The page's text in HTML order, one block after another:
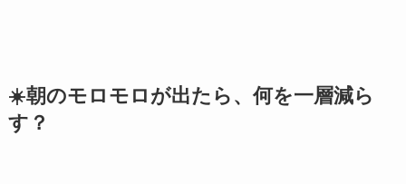
☀️朝のモロモロが出たら、何を一層減ら
す？